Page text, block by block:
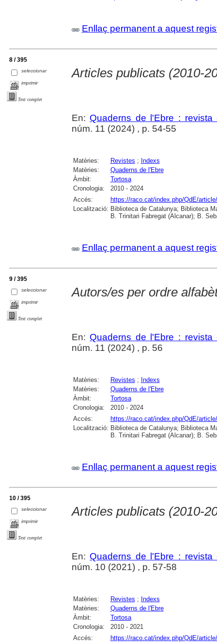
Enllaç permanent a aquest
8 / 395
seleccionar
imprimir
Text complet
Articles publicats (2010-
En: Quaderns de l'Ebre :
núm. 11 (2024) , p. 54-55
Matèries: Revistes ; Indexs
Matèries:
Quaderns de l'Ebre
Àmbit:
Tortosa
Cronologia:
2010 - 2024
Accés:
https://raco.cat/index.php/QdE/
Localització: Biblioteca de Catalunya; Biblioteca
B. Trinitari Fabregat (Alcanar); B.
Enllaç permanent a aquest
9 / 395
seleccionar
imprimir
Text complet
Autors/es per ordre
En: Quaderns de l'Ebre :
núm. 11 (2024) , p. 56
Matèries: Revistes ; Indexs
Matèries:
Quaderns de l'Ebre
Àmbit:
Tortosa
Cronologia:
2010 - 2024
Accés:
https://raco.cat/index.php/QdE/
Localització: Biblioteca de Catalunya; Biblioteca
B. Trinitari Fabregat (Alcanar); B.
Enllaç permanent a aquest
10 / 395
seleccionar
imprimir
Text complet
Articles publicats (2010-
En: Quaderns de l'Ebre :
núm. 10 (2021) , p. 57-58
Matèries: Revistes ; Indexs
Matèries:
Quaderns de l'Ebre
Àmbit:
Tortosa
Cronologia:
2010 - 2021
Accés:
https://raco.cat/index.php/QdE/